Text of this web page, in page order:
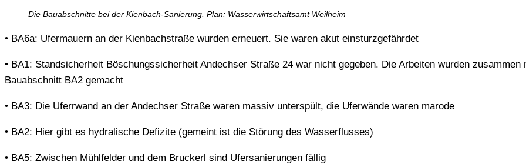
Die Bauabschnitte bei der Kienbach-Sanierung. Plan: Wasserwirtschaftsamt Weilheim
• BA6a: Ufermauern an der Kienbachstraße wurden erneuert. Sie waren akut einsturzgefährdet
• BA1: Standsicherheit Böschungssicherheit Andechser Straße 24 war nicht gegeben. Die Arbeiten wurden zusammen
Bauabschnitt BA2 gemacht
• BA3: Die Uferrwand an der Andechser Straße waren massiv unterspült, die Uferwände waren marode
• BA2: Hier gibt es hydralische Defizite (gemeint ist die Störung des Wasserflusses)
• BA5: Zwischen Mühlfelder und dem Bruckerl sind Ufersanierungen fällig